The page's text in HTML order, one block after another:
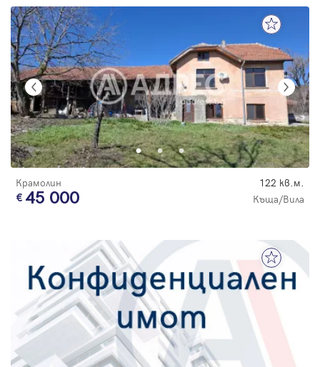
Крамолин 122 кв.м.
45 000 Къща/Вила